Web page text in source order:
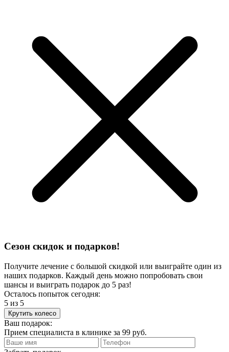
Сезон скидок и подарков!
Получите лечение с большой скидкой или выиграйте один из
наших подарков. Каждый день можно попробовать свои
шансы и выиграть подарок до 5 раз!
Осталось попыток сегодня:
5 из 5
Крутить колесо
Ваш подарок:
Прием специалиста в клинике за 99 руб.